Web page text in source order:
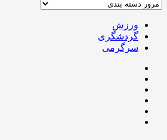
ورزش
گردشگری
سرگرمی